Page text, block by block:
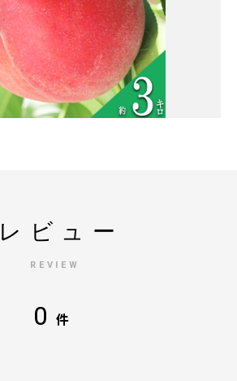
レビュー
REVIEW
0 件